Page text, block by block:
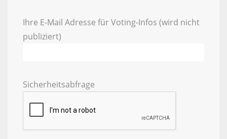
Ihre E-Mail Adresse für Voting-Infos (wird nicht
publiziert)
Sicherheitsabfrage